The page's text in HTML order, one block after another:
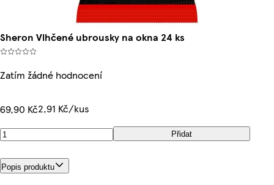
Sheron Vlhčené ubrousky na okna 24 ks
Zatím žádné hodnocení
69,90 Kč2,91 Kč/kus
Přidat
Popis produktu